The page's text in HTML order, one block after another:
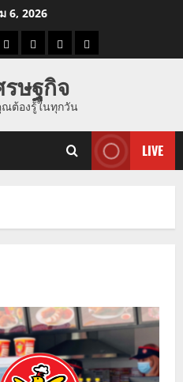
6, 2026
ข่าว
ดูด
ที่
ผู้ชาย
ษฐกิจ
ต้องรู้ในทุกวัน
LIVE